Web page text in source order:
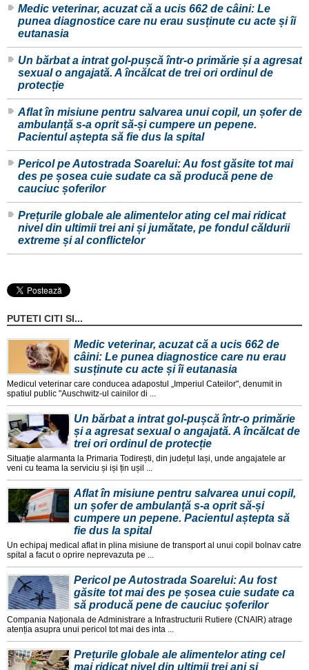
Medic veterinar, acuzat că a ucis 662 de câini: Le
punea diagnostice care nu erau susținute cu acte și îi
eutanasia
Un bărbat a intrat gol-pușcă într-o primărie și a agresat
sexual o angajată. A încălcat de trei ori ordinul de
protecție
Aflat în misiune pentru salvarea unui copil, un șofer de
ambulanță s-a oprit să-și cumpere un pepene.
Pacientul aștepta să fie dus la spital
Pericol pe Autostrada Soarelui: Au fost găsite tot mai
des pe șosea cuie sudate ca să producă pene de
cauciuc șoferilor
Prețurile globale ale alimentelor ating cel mai ridicat
nivel din ultimii trei ani și jumătate, pe fondul căldurii
extreme și al conflictelor
PUTETI CITI SI...
Medic veterinar, acuzat că a ucis 662 de
câini: Le punea diagnostice care nu erau
susținute cu acte și îi eutanasia
Medicul veterinar care conducea adapostul „Imperiul Cateilor", denumit in
spatiul public "Auschwitz-ul cainilor di ...
Un bărbat a intrat gol-pușcă într-o primărie
și a agresat sexual o angajată. A încălcat de
trei ori ordinul de protecție
Situație alarmanta la Primaria Todirești, din județul Iași, unde angajatele ar
veni cu teama la serviciu și iși țin ușil ...
Aflat în misiune pentru salvarea unui copil,
un șofer de ambulanță s-a oprit să-și
cumpere un pepene. Pacientul aștepta să
fie dus la spital
Un echipaj medical aflat in plina misiune de transport al unui copil bolnav catre
spital a facut o oprire neprevazuta pe ...
Pericol pe Autostrada Soarelui: Au fost
găsite tot mai des pe șosea cuie sudate ca
să producă pene de cauciuc șoferilor
Compania Naționala de Administrare a Infrastructurii Rutiere (CNAIR) atrage
atenția asupra unui pericol tot mai des inta ...
Prețurile globale ale alimentelor ating cel
mai ridicat nivel din ultimii trei ani și